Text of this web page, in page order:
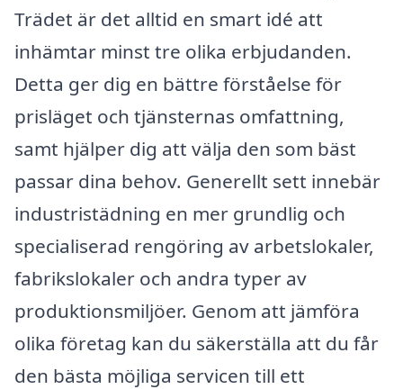
Trädet är det alltid en smart idé att
inhämtar minst tre olika erbjudanden.
Detta ger dig en bättre förståelse för
prisläget och tjänsternas omfattning,
samt hjälper dig att välja den som bäst
passar dina behov. Generellt sett innebär
industristädning en mer grundlig och
specialiserad rengöring av arbetslokaler,
fabrikslokaler och andra typer av
produktionsmiljöer. Genom att jämföra
olika företag kan du säkerställa att du får
den bästa möjliga servicen till ett